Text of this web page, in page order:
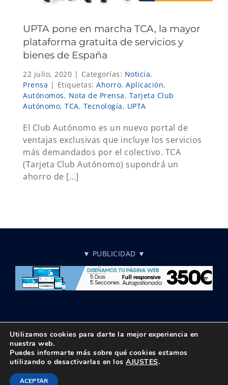
UPTA pone en marcha TCA, la mayor
plataforma gratuita de servicios y
bienes de España
22 julio, 2020 | Categorías: Noticia,
Prensa | Etiquetas: Ahorro, Aplicación,
Autónomos, Nota de Prensa, Tarjeta Club
Autónomo, TCA, Tecnología, UPTA
El Club Autónomo es un nuevo portal de
ventajas exclusivas que incluye los servicios
más demandados por el colectivo. TCA
(Tarjeta Club Autónomo) supondrá un
ahorro de [...]
▼ PUBLICIDAD ▼
© Copyright 2018 - 2026 UPTA | Todos los derechos reservados
|Política de privacidad|Aviso Legal
Utilizamos cookies para darte la mejor experiencia en
nuestra web.
Puedes informarte más sobre qué cookies estamos
utilizando o desactivarlas en los AJUSTES.
ACEPTAR